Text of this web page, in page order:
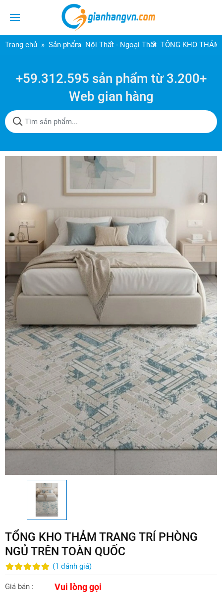
Trang chủ Sản phẩm Nội Thất - Ngoại Thất TỔNG KHO
+59.312.595 sản phẩm từ 3.200+
Web gian hàng
TỔNG KHO THẢM TRANG TRÍ PHÒNG
NGỦ TRÊN TOÀN QUỐC
(1 đánh giá)
Giá bán : Vui lòng gọi